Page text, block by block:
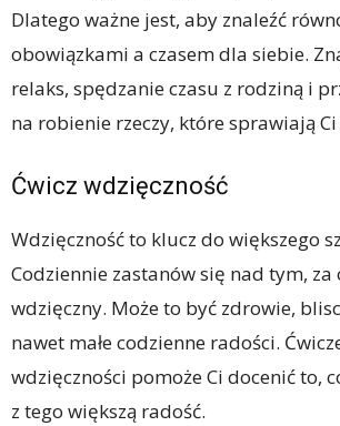
Dlatego ważne jest, aby znaleźć
obowiązkami a czasem dla siebie.
relaks, spędzanie czasu z rodziną i
na robienie rzeczy, które sprawiają
Ćwicz wdzięczność
Wdzięczność to klucz do większego
Codziennie zastanów się nad tym, za
wdzięczny. Może to być zdrowie,
nawet małe codzienne radości.
wdzięczności pomoże Ci docenić to,
z tego większą radość.